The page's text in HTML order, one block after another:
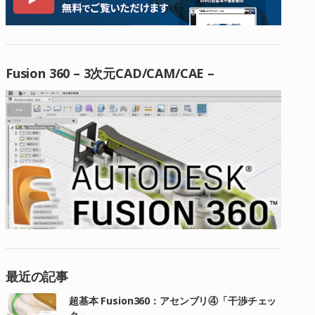
Fusion 360 – 3次元CAD/CAM/CAE –
最近の記事
超基本 Fusion360：アセンブリ④「干渉チェッ